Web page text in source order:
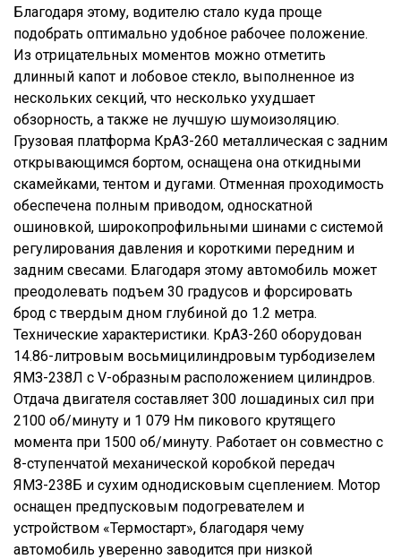
Благодаря этому, водителю стало куда проще
подобрать оптимально удобное рабочее положение.
Из отрицательных моментов можно отметить
длинный капот и лобовое стекло, выполненное из
нескольких секций, что несколько ухудшает
обзорность, а также не лучшую шумоизоляцию.
Грузовая платформа КрАЗ-260 металлическая с задним
открывающимся бортом, оснащена она откидными
скамейками, тентом и дугами. Отменная проходимость
обеспечена полным приводом, односкатной
ошиновкой, широкопрофильными шинами с системой
регулирования давления и короткими передним и
задним свесами. Благодаря этому автомобиль может
преодолевать подъем 30 градусов и форсировать
брод с твердым дном глубиной до 1.2 метра.
Технические характеристики. КрАЗ-260 оборудован
14.86-литровым восьмицилиндровым турбодизелем
ЯМЗ-238Л с V-образным расположением цилиндров.
Отдача двигателя составляет 300 лошадиных сил при
2100 об/минуту и 1 079 Нм пикового крутящего
момента при 1500 об/минуту. Работает он совместно с
8-ступенчатой механической коробкой передач
ЯМЗ-238Б и сухим однодисковым сцеплением. Мотор
оснащен предпусковым подогревателем и
устройством «Термостарт», благодаря чему
автомобиль уверенно заводится при низкой